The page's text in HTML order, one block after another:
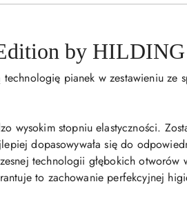
by HILDING
pianek w zestawieniu ze
wysokim stopniu elastyczności.
dopasowywała się do
technologii głębokich otworów
to zachowanie perfekcyjnej